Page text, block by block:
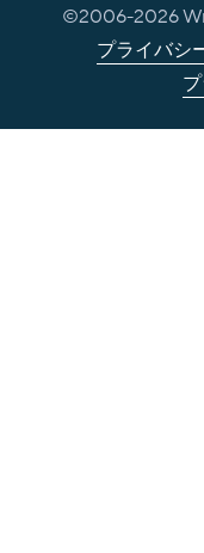
©2006-2026
プライバシ